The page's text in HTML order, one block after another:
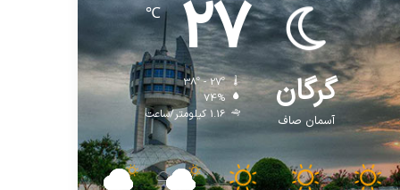
گرگان
آسمان صاف
27
℃
38º - 27º
74%
1.16 کیلومتر/ساعت